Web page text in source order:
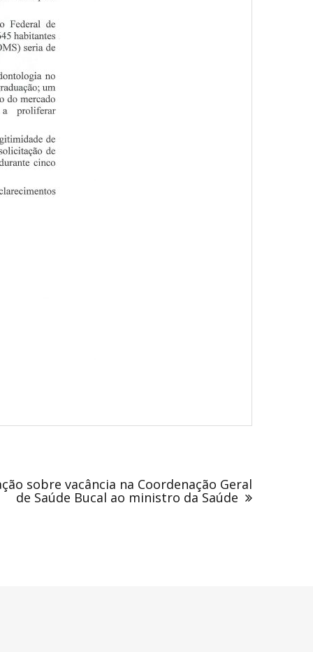
sobre vacância na Coordenação Geral
de Saúde Bucal ao ministro da Saúde